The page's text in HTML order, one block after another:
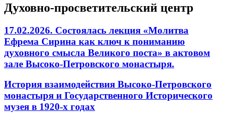
Духовно-просветительский центр
17.02.2026. Состоялась лекция «Молитва
Ефрема Сирина как ключ к пониманию
духовного смысла Великого поста» в актовом
зале Высоко-Петровского монастыря.
История взаимодействия Высоко-Петровского
монастыря и Государственного Исторического
музея в 1920-х годах